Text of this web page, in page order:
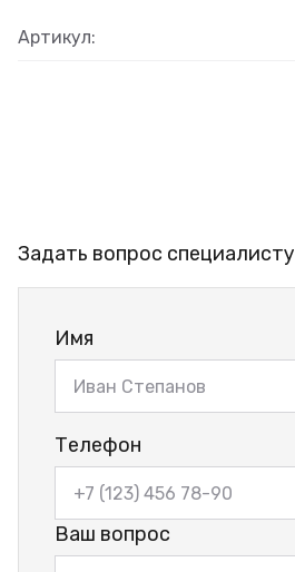
Артикул:
Задать вопрос специалисту
Имя
Телефон
Ваш вопрос